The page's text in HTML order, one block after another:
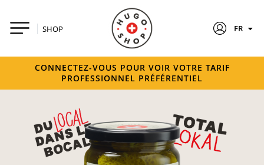
SHOP FR
CONNECTEZ-VOUS POUR VOIR VOTRE TARIF
PROFESSIONNEL PRÉFÉRENTIEL